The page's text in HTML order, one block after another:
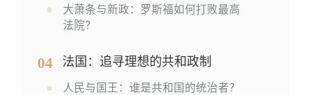
大萧条与新政：罗斯福如何打败最高
法院？
04 法国：追寻理想的共和政制
人民与国王：谁是共和国的统治者？